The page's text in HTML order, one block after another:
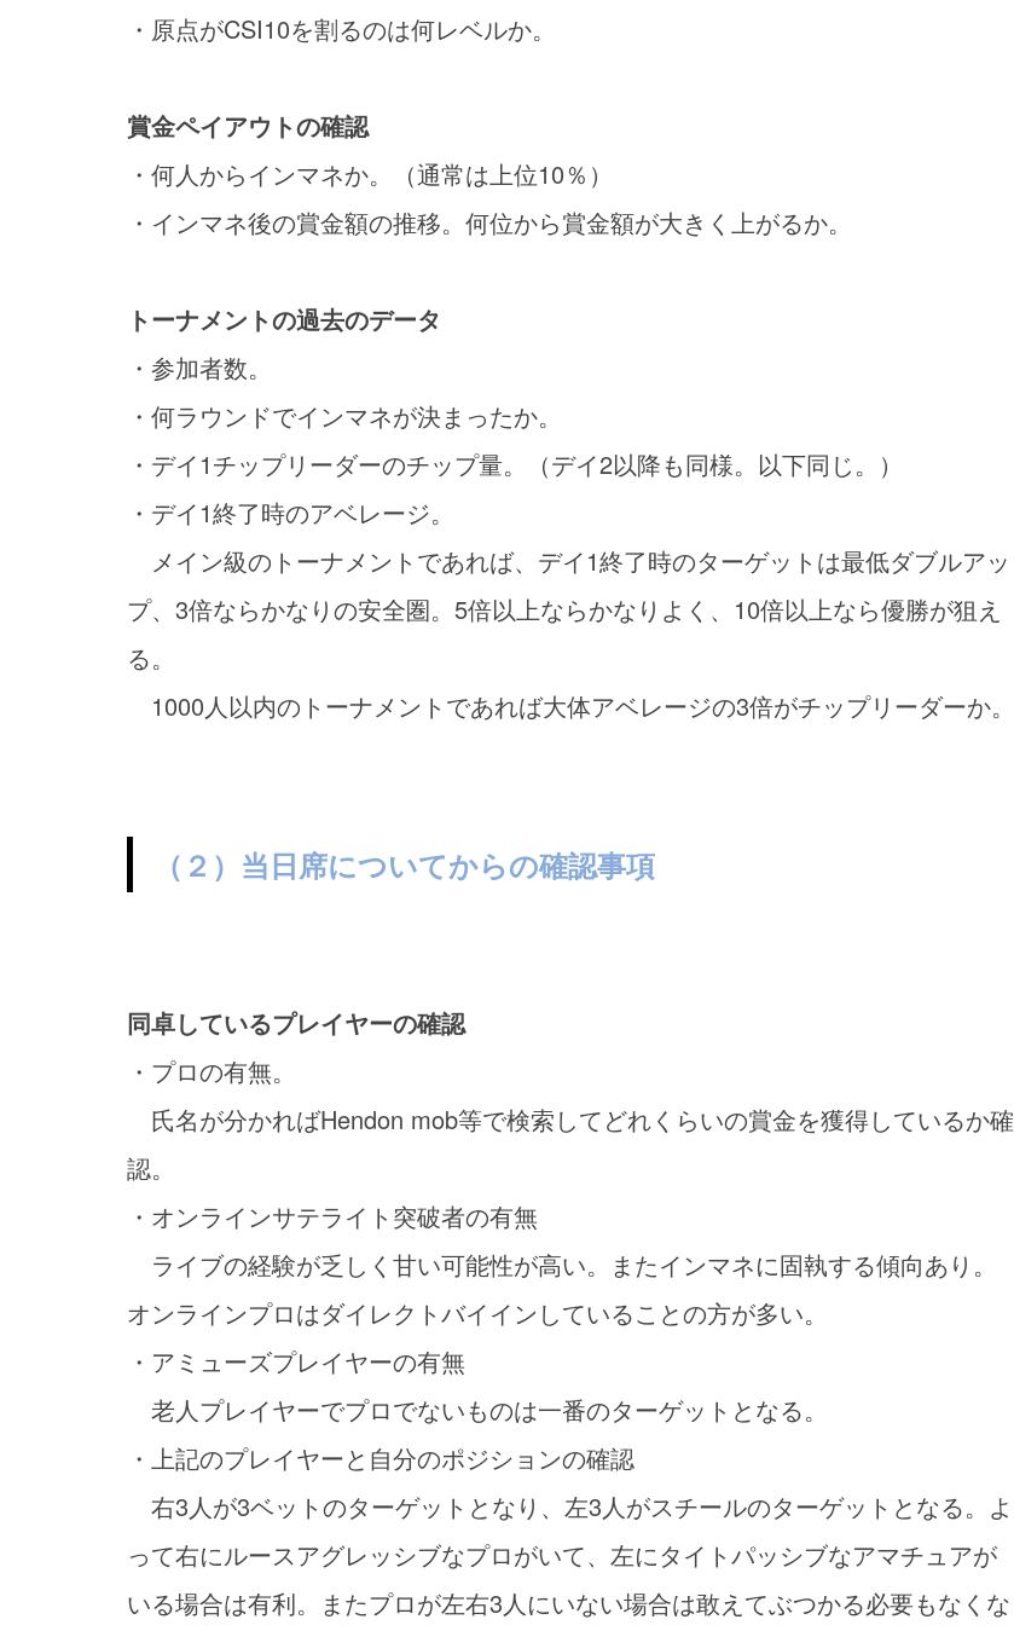
・原点がCSI10を割るのは何レベルか。
賞金ペイアウトの確認
・何人からインマネか。（通常は上位10％）
・インマネ後の賞金額の推移。何位から賞金額が大きく上がるか。
トーナメントの過去のデータ
・参加者数。
・何ラウンドでインマネが決まったか。
・デイ1チップリーダーのチップ量。（デイ2以降も同様。以下同じ。）
・デイ1終了時のアベレージ。
メイン級のトーナメントであれば、デイ1終了時のターゲットは最低ダブルアッ
プ、3倍ならかなりの安全圏。5倍以上ならかなりよく、10倍以上なら優勝が狙え
る。
1000人以内のトーナメントであれば大体アベレージの3倍がチップリーダーか。
（２）当日席についてからの確認事項
同卓しているプレイヤーの確認
・プロの有無。
氏名が分かればHendon mob等で検索してどれくらいの賞金を獲得しているか確
認。
・オンラインサテライト突破者の有無
ライブの経験が乏しく甘い可能性が高い。またインマネに固執する傾向あり。
オンラインプロはダイレクトバイインしていることの方が多い。
・アミューズプレイヤーの有無
老人プレイヤーでプロでないものは一番のターゲットとなる。
・上記のプレイヤーと自分のポジションの確認
右3人が3ベットのターゲットとなり、左3人がスチールのターゲットとなる。よ
って右にルースアグレッシブなプロがいて、左にタイトパッシブなアマチュアが
いる場合は有利。またプロが左右3人にいない場合は敢えてぶつかる必要もなくな